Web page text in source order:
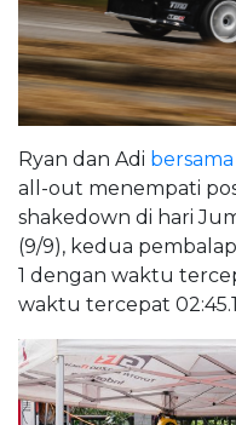
Ryan dan Adi
all-out menempati
shakedown di hari
(9/9), kedua
1 dengan waktu
waktu tercepat